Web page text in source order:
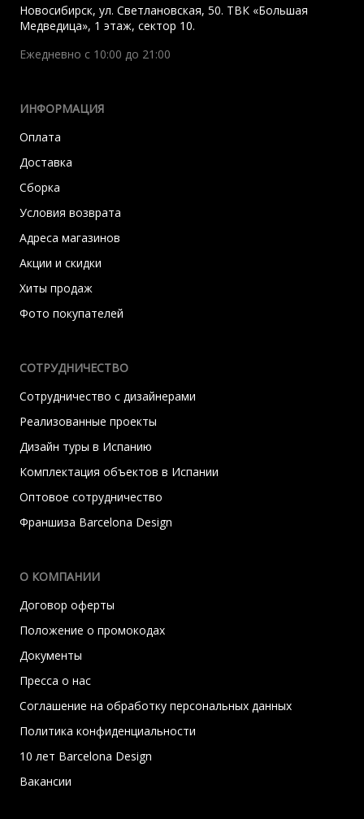
Новосибирск, ул. Светлановская, 50. ТВК «Большая
Медведица», 1 этаж, сектор 10.
Ежедневно с 10:00 до 21:00
ИНФОРМАЦИЯ
Оплата
Доставка
Сборка
Условия возврата
Адреса магазинов
Акции и скидки
Хиты продаж
Фото покупателей
СОТРУДНИЧЕСТВО
Сотрудничество с дизайнерами
Реализованные проекты
Дизайн туры в Испанию
Комплектация объектов в Испании
Оптовое сотрудничество
Франшиза Barcelona Design
О КОМПАНИИ
Договор оферты
Положение о промокодах
Документы
Пресса о нас
Соглашение на обработку персональных данных
Политика конфиденциальности
10 лет Barcelona Design
Вакансии